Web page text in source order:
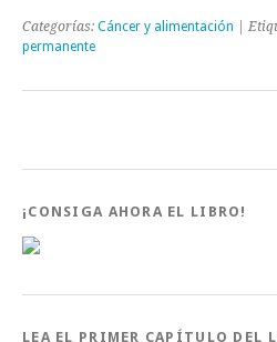
Categorías: Cáncer y alimentación |
permanente
¡CONSIGA AHORA EL LIBRO!
LEA EL PRIMER CAPÍTULO DEL